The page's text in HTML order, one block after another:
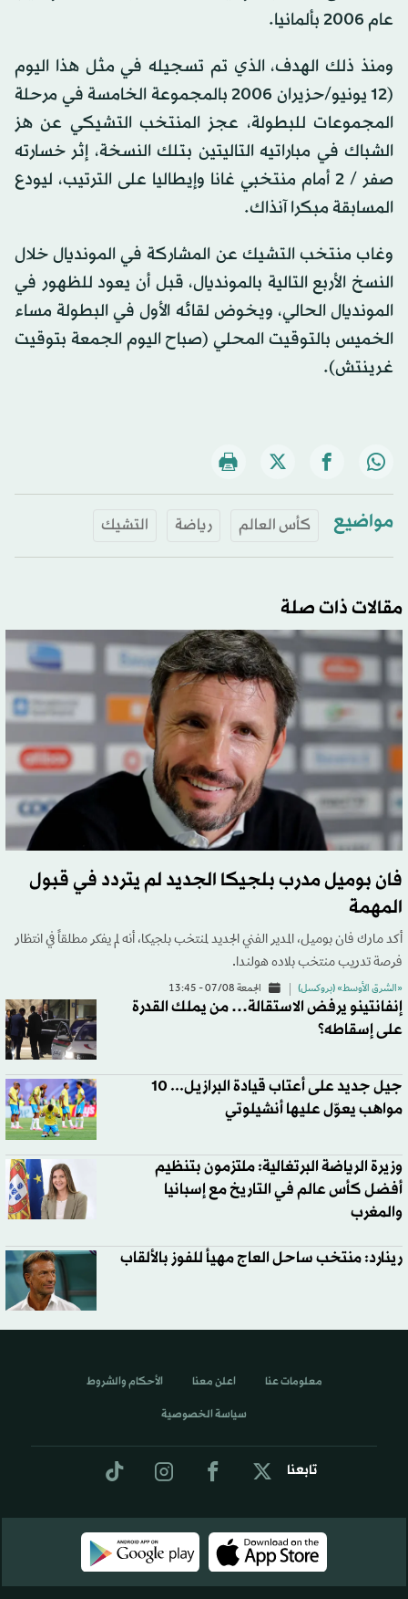
عام 2006 بألمانيا.
ومنذ ذلك الهدف، الذي تم تسجيله في مثل هذا اليوم
(12 يونيو/حزيران 2006 بالمجموعة الخامسة في مرحلة
المجموعات للبطولة، عجز المنتخب التشيكي عن هز
الشباك في مباراتيه التاليتين بتلك النسخة، إثر خسارته
صفر / 2 أمام منتخبي غانا وإيطاليا على الترتيب، ليودع
المسابقة مبكرا آنذاك.
وغاب منتخب التشيك عن المشاركة في المونديال خلال
النسخ الأربع التالية بالمونديال، قبل أن يعود للظهور في
المونديال الحالي، ويخوض لقائه الأول في البطولة مساء
الخميس بالتوقيت المحلي (صباح اليوم الجمعة بتوقيت
غرينتش).
مواضيع كأس العالم رياضة التشيك
مقالات ذات صلة
فان بوميل مدرب بلجيكا الجديد لم يتردد في قبول
المهمة
أكد مارك فان بوميل، المدير الفني الجديد لمنتخب بلجيكا، أنه لم يفكر مطلقاً في انتظار
فرصة تدريب منتخب بلاده هولندا.
«الشرق الأوسط» (بروكسل) الجمعة 07/08 - 13:45
إنفانتينو يرفض الاستقالة… من يملك القدرة
على إسقاطه؟
جيل جديد على أعتاب قيادة البرازيل... 10
مواهب يعوّل عليها أنشيلوتي
وزيرة الرياضة البرتغالية: ملتزمون بتنظيم
أفضل كأس عالم في التاريخ مع إسبانيا
والمغرب
رينارد: منتخب ساحل العاج مهيأ للفوز بالألقاب
تابعنا
معلومات عنا اعلن معنا الأحكام والشروط
سياسة الخصوصية